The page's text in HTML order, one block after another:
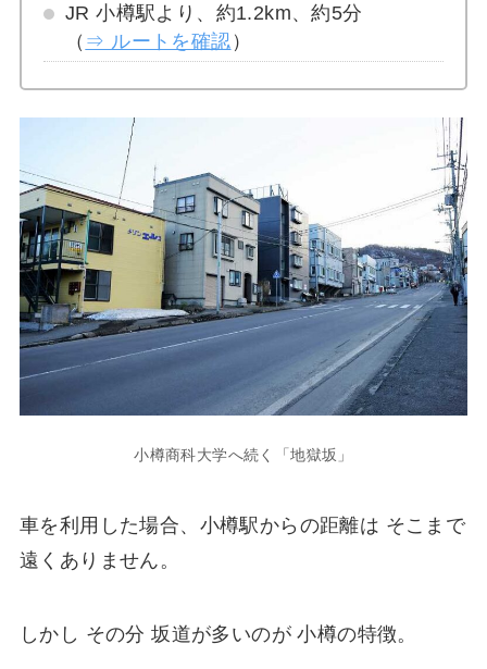
JR 小樽駅より、約1.2km、約5分
（ ⇒ ルートを確認 ）
小樽商科大学へ続く「地獄坂」
車を利用した場合、小樽駅からの距離は そこまで
遠くありません。
しかし その分 坂道が多いのが 小樽の特徴。